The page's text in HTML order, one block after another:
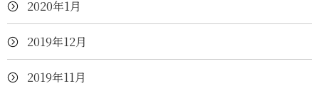
2020年1月
2019年12月
2019年11月